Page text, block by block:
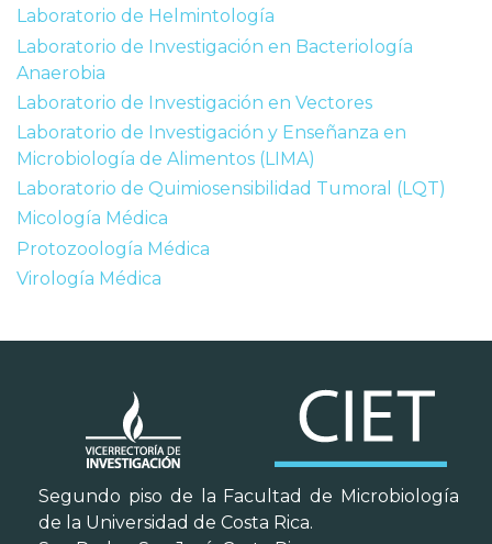
Laboratorio de Helmintología
Laboratorio de Investigación en Bacteriología
Anaerobia
Laboratorio de Investigación en Vectores
Laboratorio de Investigación y Enseñanza en
Microbiología de Alimentos (LIMA)
Laboratorio de Quimiosensibilidad Tumoral (LQT)
Micología Médica
Protozoología Médica
Virología Médica
Segundo piso de la Facultad de Microbiología
de la Universidad de Costa Rica.